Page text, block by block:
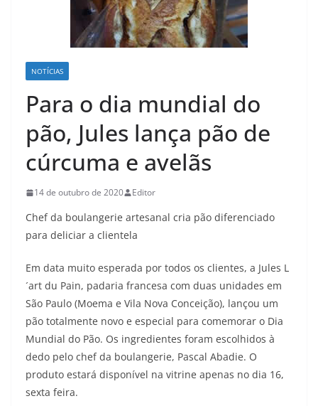
NOTÍCIAS
Para o dia mundial do
pão, Jules lança pão de
cúrcuma e avelãs
14 de outubro de 2020 Editor
Chef da boulangerie artesanal cria pão diferenciado
para deliciar a clientela
Em data muito esperada por todos os clientes, a Jules L
´art du Pain, padaria francesa com duas unidades em
São Paulo (Moema e Vila Nova Conceição), lançou um
pão totalmente novo e especial para comemorar o Dia
Mundial do Pão. Os ingredientes foram escolhidos à
dedo pelo chef da boulangerie, Pascal Abadie. O
produto estará disponível na vitrine apenas no dia 16,
sexta feira.